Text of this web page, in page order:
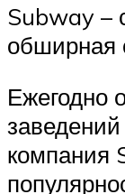
Subway –
обширная
Ежегодно
компания